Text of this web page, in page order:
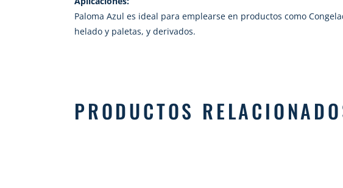
Paloma Azul es ideal para emplearse en productos como
helado y paletas, y derivados.
PRODUCTOS